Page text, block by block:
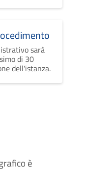
sarà
di 30
dell'istanza.
è